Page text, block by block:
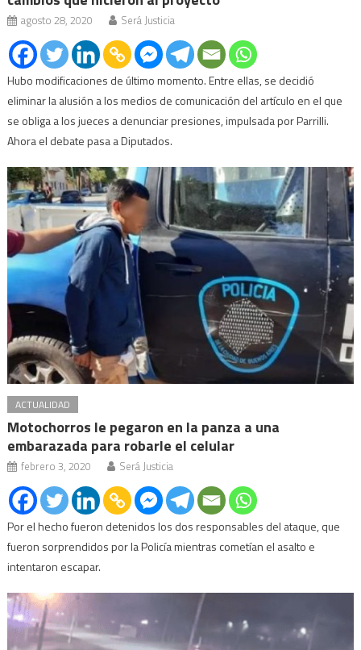
agosto 28, 2020 Será Justicia
Hubo modificaciones de último momento. Entre ellas, se decidió
eliminar la alusión a los medios de comunicación del artículo en el que
se obliga a los jueces a denunciar presiones, impulsada por Parrilli.
Ahora el debate pasa a Diputados.
ACTUALIDAD
Motochorros le pegaron en la panza a una
embarazada para robarle el celular
febrero 3, 2020 Será Justicia
Por el hecho fueron detenidos los dos responsables del ataque, que
fueron sorprendidos por la Policía mientras cometían el asalto e
intentaron escapar.